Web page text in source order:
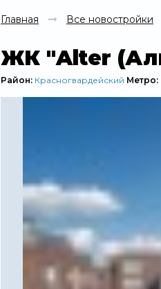
Главная Все новостройки
ЖК "Alter
Район: Красногвардейский Метро: